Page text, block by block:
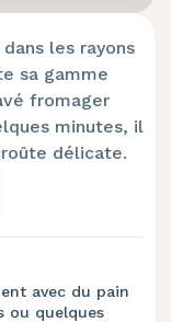
les rayons
sa gamme
fromager
minutes, il
délicate.
avec du pain
ou quelques